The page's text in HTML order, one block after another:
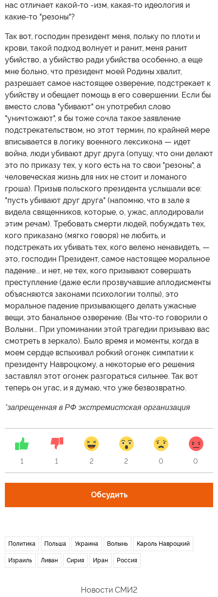
нас отличает какой-то -изм, какая-то идеология и
какие-то "резоны"?
Так вот, господин президент меня, польку по плоти и
крови, такой подход волнует и ранит, меня ранит
убийство, а убийство ради убийства особенно, а еще
мне больно, что президент моей Родины хвалит,
разрешает самое настоящее озверение, подстрекает к
убийству и обещает помощь в его совершении. Если бы
вместо слова "убивают" он употребил слово
"уничтожают", я бы тоже сочла такое заявление
подстрекательством, но этот термин, по крайней мере
вписывается в логику военного лексикона — идет
война, люди убивают друг друга (опущу, что они делают
это по приказу тех, у кого есть на то свои "резоны", а
человеческая жизнь для них не стоит и ломаного
гроша). Призыв польского президента услышали все:
"пусть убивают друг друга" (напомню, что в зале я
видела священников, которые, о, ужас, аплодировали
этим речам). Требовать смерти людей, побуждать тех,
кого приказано (мягко говоря) не любить, и
подстрекать их убивать тех, кого велено ненавидеть, —
это, господин Президент, самое настоящее моральное
падение... и нет, не тех, кого призывают совершать
преступление (даже если прозвучавшие аплодисменты
объясняются законами психологии толпы), это
моральное падение призывающего делать ужасные
вещи, это банальное озверение. (Вы что-то говорили о
Волыни... При упоминании этой трагедии призываю вас
смотреть в зеркало). Было время и моменты, когда в
моем сердце вспыхивал робкий огонек симпатии к
президенту Навроцкому, а некоторые его решения
заставлял этот огонек разгораться сильнее. Так вот
теперь он угас, и я думаю, что уже безвозвратно.
*запрещенная в РФ экстремистская организация
1 1 2 2 0 0
Обсудить
Политика Польша Украина Волынь Кароль Навроцкий
Израиль Ливан Сирия Иран Россия
Новости СМИ2